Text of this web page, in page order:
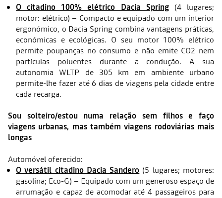
O citadino 100% elétrico Dacia Spring(4 lugares;
motor: elétrico) – Compacto e equipado com um interior
ergonómico, o Dacia Spring combina vantagens práticas,
económicas e ecológicas. O seu motor 100% elétrico
permite poupanças no consumo e não emite CO2 nem
partículas poluentes durante a condução. A sua
autonomia WLTP de 305 km em ambiente urbano
permite-lhe fazer até 6 dias de viagens pela cidade entre
cada recarga.
Sou solteiro/estou numa relação sem filhos e faço
viagens urbanas, mas também viagens rodoviárias mais
longas
Automóvel oferecido:
O versátil citadino Dacia Sandero (5 lugares; motores:
gasolina; Eco-G) – Equipado com um generoso espaço de
arrumação e capaz de acomodar até 4 passageiros para